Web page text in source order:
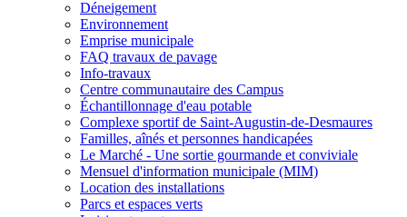
Déneigement
Environnement
Emprise municipale
FAQ travaux de pavage
Info-travaux
Centre communautaire des Campus
Échantillonnage d'eau potable
Complexe sportif de Saint-Augustin-de-Desmaures
Familles, aînés et personnes handicapées
Le Marché - Une sortie gourmande et conviviale
Mensuel d'information municipale (MIM)
Location des installations
Parcs et espaces verts